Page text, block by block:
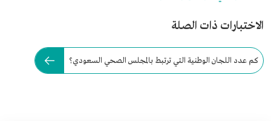
الاختبارات ذات الصلة
كم عدد اللجان الوطنية التي ترتبط بالمجلس الصحي السعودي؟